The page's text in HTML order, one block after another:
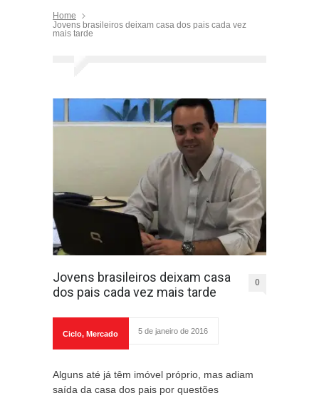
Home
Jovens brasileiros deixam casa dos pais cada vez
mais tarde
Jovens brasileiros deixam casa
dos pais cada vez mais tarde
0
Ciclo, Mercado 5 de janeiro de 2016
Alguns até já têm imóvel próprio, mas adiam
saída da casa dos pais por questões